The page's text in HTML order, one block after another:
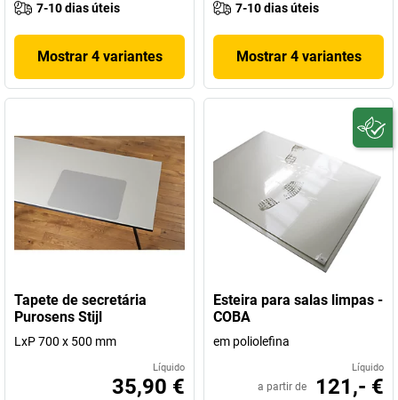
7-10 dias úteis
Mostrar 4 variantes
7-10 dias úteis
Mostrar 4 variantes
Tapete de secretária
Purosens Stijl
LxP 700 x 500 mm
Líquido
35,90 €
Esteira para salas limpas -
COBA
em poliolefina
Líquido
a partir de 121,- €